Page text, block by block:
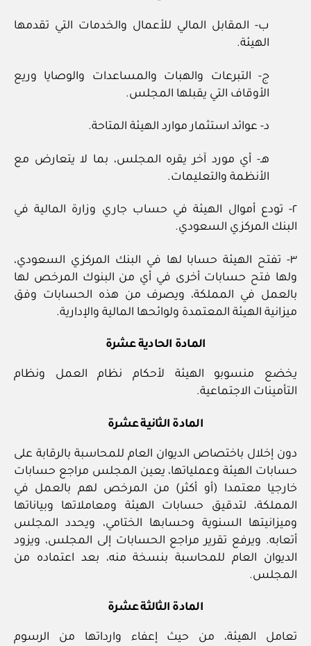
ب- المقابل المالي للأعمال والخدمات التي تقدمها
الهيئة.
ج- التبرعات والهبات والمساعدات والوصايا وريع
الأوقاف التي يقبلها المجلس.
د- عوائد استثمار موارد الهيئة المتاحة.
هـ- أي مورد آخر يقره المجلس، بما لا يتعارض مع
الأنظمة والتعليمات.
٢- تودع أموال الهيئة في حساب جاري وزارة المالية في
البنك المركزي السعودي.
٣- تفتح الهيئة حسابا لها في البنك المركزي السعودي،
ولها فتح حسابات أخرى في أي من البنوك المرخص لها
بالعمل في المملكة، ويصرف من هذه الحسابات وفق
ميزانية الهيئة المعتمدة ولوائحها المالية والإدارية.
المادة الحادية عشرة
يخضع منسوبو الهيئة لأحكام نظام العمل ونظام
التأمينات الاجتماعية.
المادة الثانية عشرة
دون إخلال باختصاص الديوان العام للمحاسبة بالرقابة على
حسابات الهيئة وعملياتها، يعين المجلس مراجع حسابات
خارجيا معتمدا (أو أكثر) من المرخص لهم بالعمل في
المملكة، لتدقيق حسابات الهيئة ومعاملاتها وبياناتها
وميزانيتها السنوية وحسابها الختامي، ويحدد المجلس
أتعابه. ويرفع تقرير مراجع الحسابات إلى المجلس، ويزود
الديوان العام للمحاسبة بنسخة منه، بعد اعتماده من
المجلس.
المادة الثالثة عشرة
تعامل الهيئة، من حيث إعفاء وارداتها من الرسوم